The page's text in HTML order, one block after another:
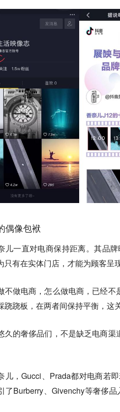
偶像包袱
儿一直对电商保持距离。其品
只有在实体门店，才能为顾客呈
不做电商，怎么做电商，已经不
跷跷板，在两者间保持平衡，这
久的奢侈品们，不是缺乏电商
儿，Gucci、Prada都对电商若
了Burberry、Givenchy等奢侈